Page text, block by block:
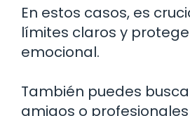
En estos casos, es
límites claros y
emocional.
También puedes
amigos o